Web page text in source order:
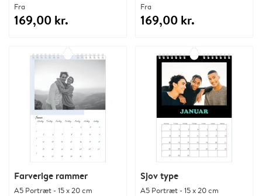
Fra
169,00 kr.
Fra
169,00 kr.
Farverige rammer
A5 Portræt - 15 x 20 cm
Sjov type
A5 Portræt - 15 x 20 cm